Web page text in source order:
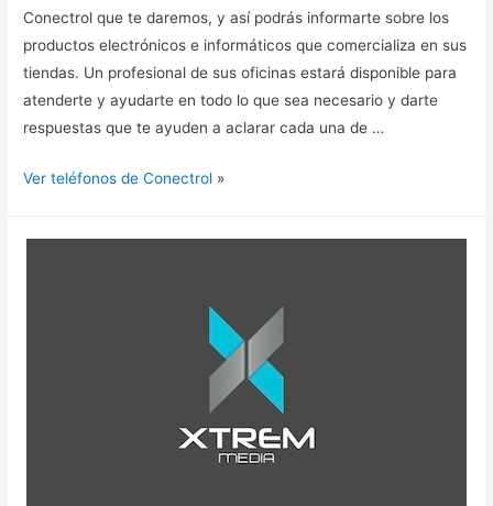
Conectrol que te daremos, y así podrás informarte sobre los
productos electrónicos e informáticos que comercializa en sus
tiendas. Un profesional de sus oficinas estará disponible para
atenderte y ayudarte en todo lo que sea necesario y darte
respuestas que te ayuden a aclarar cada una de …
Ver teléfonos de Conectrol »